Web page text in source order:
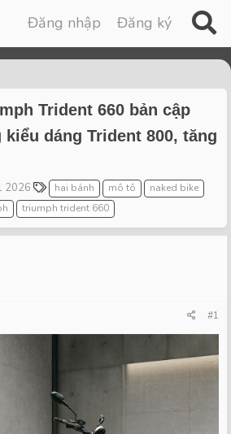
Đăng nhập Đăng ký
Trident 660 bản cập
kiểu dáng Trident 800, tăng
2026
T
a
g
s
hai bánh mô tô
naked bike
triumph trident 660
#1